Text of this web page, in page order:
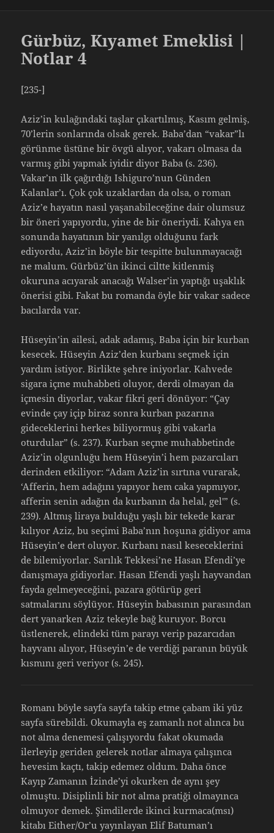
Gürbüz, Kıyamet Emeklisi |
Notlar 4
[235-]
Aziz’in kulağındaki taşlar çıkartılmış, Kasım gelmiş,
70’lerin sonlarında olsak gerek. Baba’dan “vakar”lı
görünme üstüne bir övgü alıyor, vakarı olmasa da
varmış gibi yapmak iyidir diyor Baba (s. 236).
Vakar’ın ilk çağırdığı Ishiguro’nun Günden
Kalanlar’ı. Çok çok uzaklardan da olsa, o roman
Aziz’e hayatın nasıl yaşanabileceğine dair olumsuz
bir öneri yapıyordu, yine de bir öneriydi. Kahya en
sonunda hayatının bir yanılgı olduğunu fark
ediyordu, Aziz’in böyle bir tespitte bulunmayacağı
ne malum. Gürbüz’ün ikinci ciltte kitlenmiş
okuruna acıyarak anacağı Walser’in yaptığı uşaklık
önerisi gibi. Fakat bu romanda öyle bir vakar sadece
bacılarda var.
Hüseyin’in ailesi, adak adamış, Baba için bir kurban
kesecek. Hüseyin Aziz’den kurbanı seçmek için
yardım istiyor. Birlikte şehre iniyorlar. Kahvede
sigara içme muhabbeti oluyor, derdi olmayan da
içmesin diyorlar, vakar fikri geri dönüyor: “Çay
evinde çay içip biraz sonra kurban pazarına
gideceklerini herkes biliyormuş gibi vakarla
oturdular” (s. 237). Kurban seçme muhabbetinde
Aziz’in olgunluğu hem Hüseyin’i hem pazarcıları
derinden etkiliyor: “Adam Aziz’in sırtına vurarak,
‘Afferin, hem adağını yapıyor hem caka yapmıyor,
afferin senin adağın da kurbanın da helal, gel'” (s.
239). Altmış liraya bulduğu yaşlı bir tekede karar
kılıyor Aziz, bu seçimi Baba’nın hoşuna gidiyor ama
Hüseyin’e dert oluyor. Kurbanı nasıl keseceklerini
de bilemiyorlar. Sarılık Tekkesi’ne Hasan Efendi’ye
danışmaya gidiyorlar. Hasan Efendi yaşlı hayvandan
fayda gelmeyeceğini, pazara götürüp geri
satmalarını söylüyor. Hüseyin babasının parasından
dert yanarken Aziz tekeyle bağ kuruyor. Borcu
üstlenerek, elindeki tüm parayı verip pazarcıdan
hayvanı alıyor, Hüseyin’e de verdiği paranın büyük
kısmını geri veriyor (s. 245).
Romanı böyle sayfa sayfa takip etme çabam iki yüz
sayfa sürebildi. Okumayla eş zamanlı not alınca bu
not alma denemesi çalışıyordu fakat okumada
ilerleyip geriden gelerek notlar almaya çalışınca
hevesim kaçtı, takip edemez oldum. Daha önce
Kayıp Zamanın İzinde’yi okurken de aynı şey
olmuştu. Disiplinli bir not alma pratiği olmayınca
olmuyor demek. Şimdilerde ikinci kurmaca(msı)
kitabı Either/Or’u yayınlayan Elif Batuman’ı